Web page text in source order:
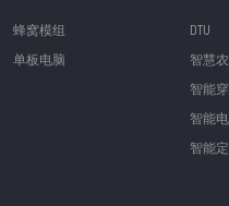
蜂窝模组
单板电脑
DTU
智慧
智能
智能
智能